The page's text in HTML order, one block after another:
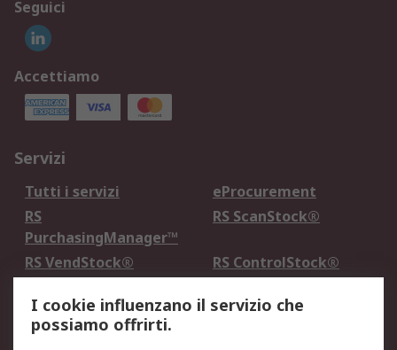
Seguici
Accettiamo
Servizi
Tutti i servizi
eProcurement
RS
PurchasingManager™
RS ScanStock®
RS VendStock®
RS ControlStock®
Legale
I cookie influenzano il servizio che
possiamo offrirti.